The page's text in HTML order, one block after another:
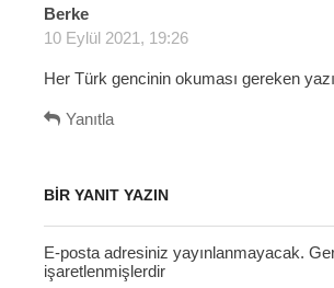
Berke
e
i
10 Eylül 2021, 19:26
Her Türk gencinin okuması gereken
Yanıtla
BIR YANIT YAZIN
E-posta adresiniz yayınlanmayacak.
işaretlenmişlerdir